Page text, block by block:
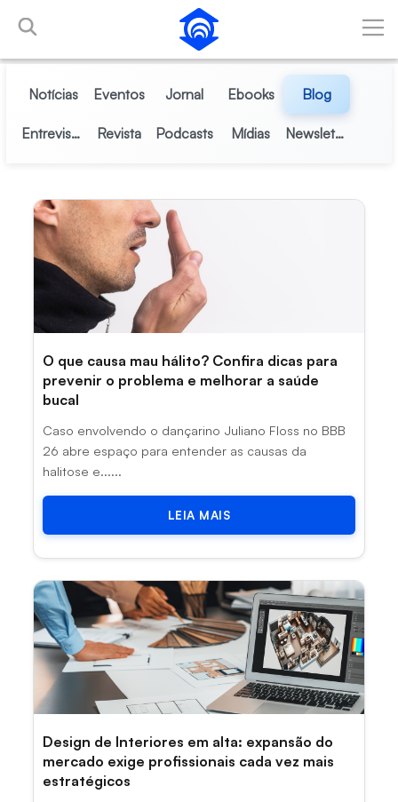
Pular para o Conteúdo principal
Notícias Eventos Jornal Ebooks Blog
Entrevistas Revista Podcasts Mídias Newsletter
O que causa mau hálito? Confira dicas para
prevenir o problema e melhorar a saúde
bucal
Caso envolvendo o dançarino Juliano Floss no BBB
26 abre espaço para entender as causas da
halitose e......
LEIA MAIS
Design de Interiores em alta: expansão do
mercado exige profissionais cada vez mais
estratégicos